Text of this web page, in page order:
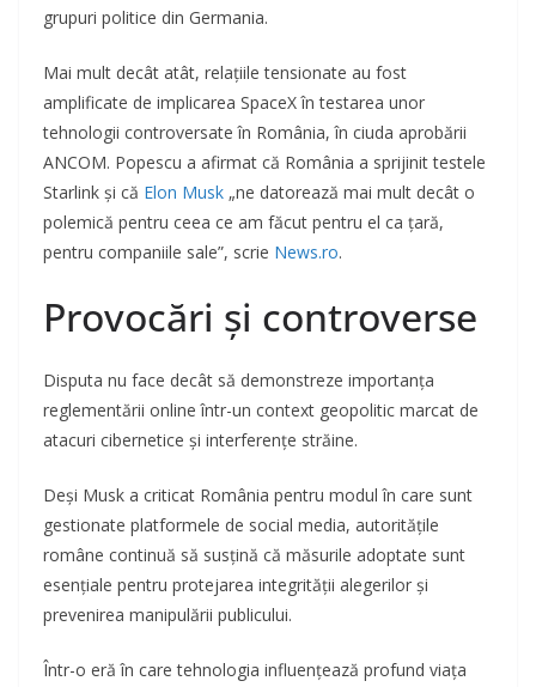
grupuri politice din Germania.
Mai mult decât atât, relațiile tensionate au fost
amplificate de implicarea SpaceX în testarea unor
tehnologii controversate în România, în ciuda aprobării
ANCOM. Popescu a afirmat că România a sprijinit testele
Starlink și că Elon Musk „ne datorează mai mult decât o
polemică pentru ceea ce am făcut pentru el ca ţară,
pentru companiile sale”, scrie News.ro.
Provocări și controverse
Disputa nu face decât să demonstreze importanța
reglementării online într-un context geopolitic marcat de
atacuri cibernetice și interferențe străine.
Deși Musk a criticat România pentru modul în care sunt
gestionate platformele de social media, autoritățile
române continuă să susțină că măsurile adoptate sunt
esențiale pentru protejarea integrității alegerilor și
prevenirea manipulării publicului.
Într-o eră în care tehnologia influențează profund viața